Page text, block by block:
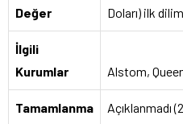
Değer
Doları) ilk dilim
İlgili
Kurumlar
Alstom,
Tamamlanma
Açıklanmadı